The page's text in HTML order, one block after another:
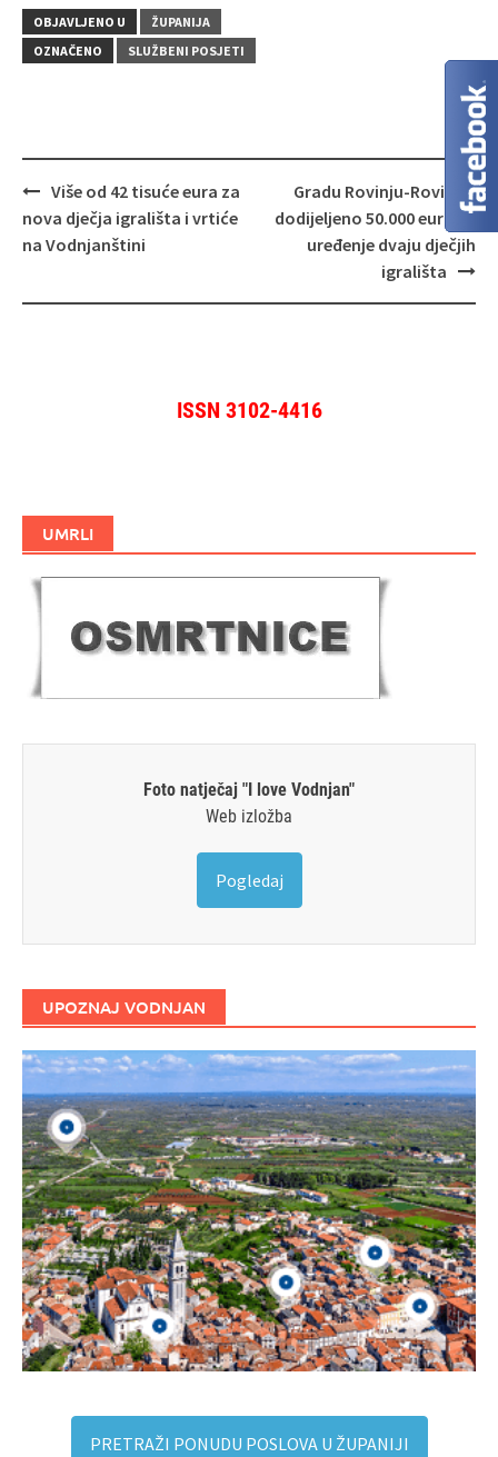
OBJAVLJENO U
ŽUPANIJA
OZNAČENO
SLUŽBENI POSJETI
Navigacija
objava
Više od 42 tisuće eura za
nova dječja igrališta i vrtiće
na Vodnjanštini
Gradu Rovinju-Rovigno
dodijeljeno 50.000 eura za
uređenje dvaju dječjih
igrališta
ISSN 3102-4416
UMRLI
Foto natječaj "I love Vodnjan"
Web izložba
Pogledaj
UPOZNAJ VODNJAN
PRETRAŽI PONUDU POSLOVA U ŽUPANIJI